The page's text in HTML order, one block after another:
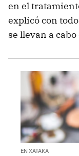
en el
explicó con
se llevan a
EN XATAKA